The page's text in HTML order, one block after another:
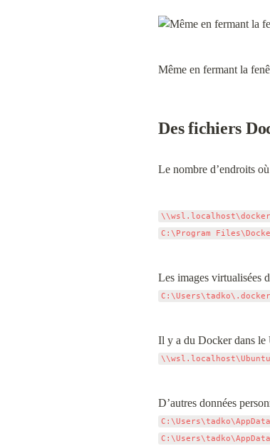
Même en fermant la
Des fichiers
Le nombre d’endroits
C:\Program
C:\Users\tadko\.docker